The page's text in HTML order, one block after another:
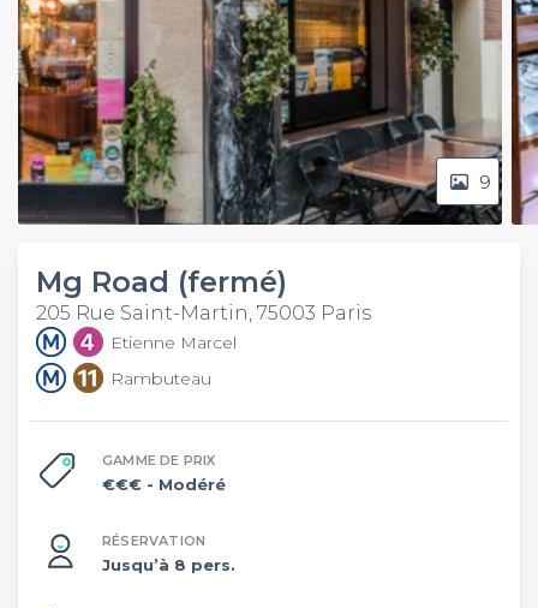
9
Mg Road (fermé)
205 Rue Saint-Martin, 75003 Paris
Etienne Marcel
Rambuteau
GAMME DE PRIX
€€€ - Modéré
RÉSERVATION
Jusqu’à 8 pers.